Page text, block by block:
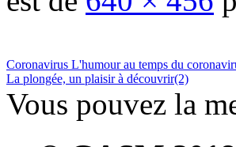
Coronavirus L'humour au temps du
La plongée, un plaisir à découvrir(2)
Vous pouvez la